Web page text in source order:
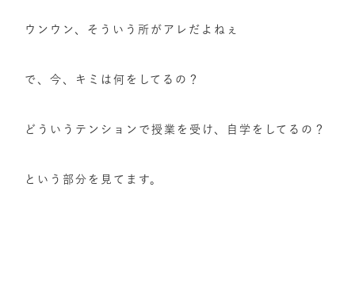
ウンウン、そういう所がアレだよねぇ
で、今、キミは何をしてるの？
どういうテンションで授業を受け、自学をしてるの？
という部分を見てます。